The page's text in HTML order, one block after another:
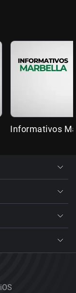
Informativos
iOS